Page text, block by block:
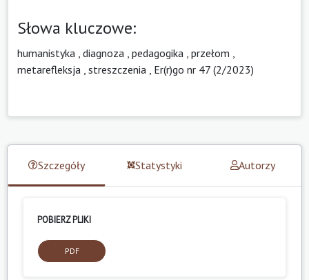
Słowa kluczowe:
humanistyka diagnoza pedagogika przełom
metarefleksja streszczenia Er(r)go nr 47 (2/2023)
Szczegóły Statystyki Autorzy
POBIERZ PLIKI
PDF